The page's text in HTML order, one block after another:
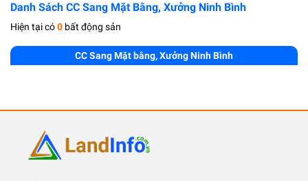
Danh Sách CC Sang Mặt Bằng, Xưởng Ninh Bình
Hiện tại có0 bất động sản
CC Sang Mặt bằng, Xưởng Ninh Bình